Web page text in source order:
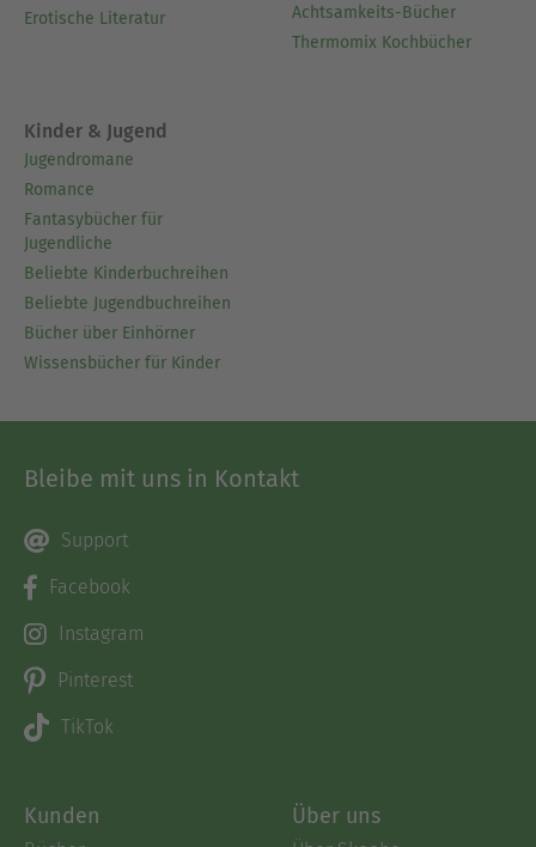
Erotische Literatur
Achtsamkeits-Bücher
Thermomix Kochbücher
Kinder & Jugend
Jugendromane
Romance
Fantasybücher für
Jugendliche
Beliebte Kinderbuchreihen
Beliebte Jugendbuchreihen
Bücher über Einhörner
Wissensbücher für Kinder
Bleibe mit uns in Kontakt
Support
Facebook
Instagram
Pinterest
TikTok
Kunden Über uns